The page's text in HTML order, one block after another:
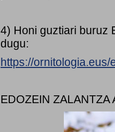
4) Honi guztiari buruz
dugu:
https://
EDOZEIN ZALANTZA